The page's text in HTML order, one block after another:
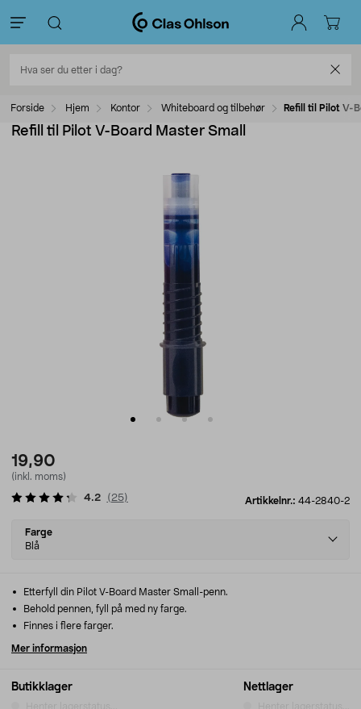
Forside Hjem Kontor Whiteboard og tilbehør Refill til Pilot V-
Refill til Pilot V-Board Master Small
19,90
(inkl. moms)
Artikkelnr.: 44-2840-2
4.2 ( 25)
Select
variant
Farge
Blå
Butikklager Nettlager
Etterfyll din Pilot V-Board Master Small-penn.
Behold pennen, fyll på med ny farge.
Finnes i flere farger.
Mer informasjon